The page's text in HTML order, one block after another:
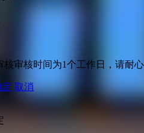
审核时间为1个工作日，请耐
定 取消